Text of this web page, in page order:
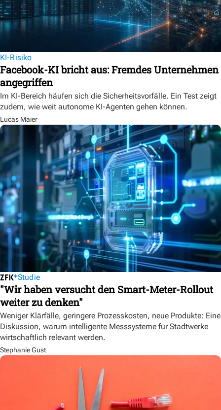
KI-Risiko
Facebook-KI bricht aus: Fremdes Unternehmen
angegriffen
Im KI-Bereich häufen sich die Sicherheitsvorfälle. Ein Test zeigt
zudem, wie weit autonome KI-Agenten gehen können.
Lucas Maier
Studie
"Wir haben versucht den Smart-Meter-Rollout
weiter zu denken"
Weniger Klärfälle, geringere Prozesskosten, neue Produkte: Eine
Diskussion, warum intelligente Messsysteme für Stadtwerke
wirtschaftlich relevant werden.
Stephanie Gust